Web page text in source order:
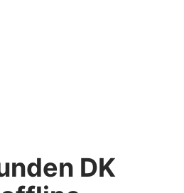
DK